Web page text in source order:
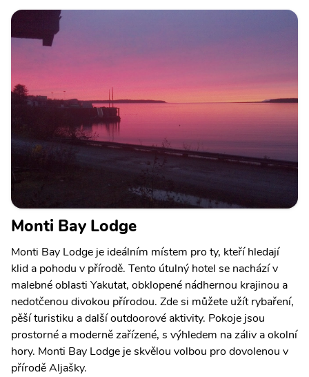
Monti Bay Lodge
Monti Bay Lodge je ideálním místem pro ty, kteří hledají
klid a pohodu v přírodě. Tento útulný hotel se nachází v
malebné oblasti Yakutat, obklopené nádhernou krajinou a
nedotčenou divokou přírodou. Zde si můžete užít rybaření,
pěší turistiku a další outdoorové aktivity. Pokoje jsou
prostorné a moderně zařízené, s výhledem na záliv a okolní
hory. Monti Bay Lodge je skvělou volbou pro dovolenou v
přírodě Aljašky.